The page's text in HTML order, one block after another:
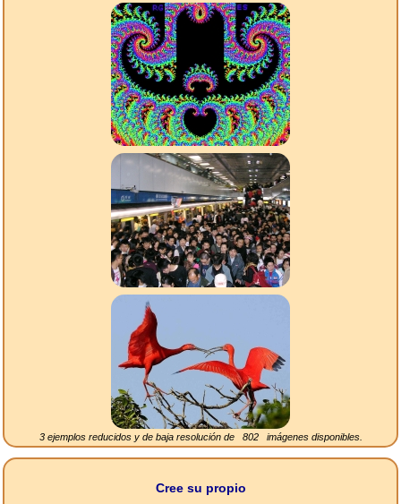
3 ejemplos reducidos y de baja resolución de 802imágenes disponibles.
Cree su propio